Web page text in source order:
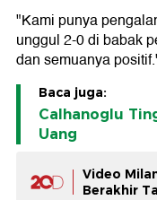
"Kami punya
unggul 2-0 di babak
dan semuanya
Baca juga:
Calhanoglu
Uang
Video
Berakhir